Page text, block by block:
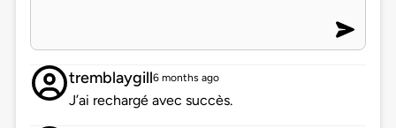
tremblaygill6 months ago
J’ai rechargé avec succès.